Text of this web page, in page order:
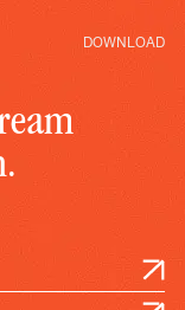
DOWNLOAD
eam
.